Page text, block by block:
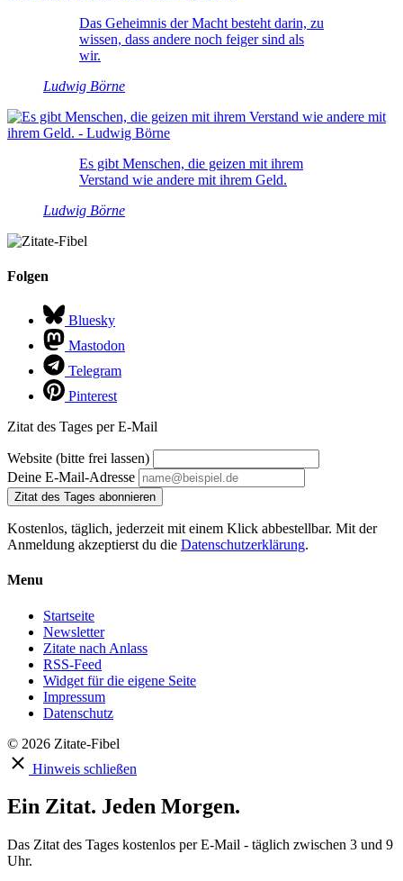
Das Geheimnis der Macht besteht darin, zu
wissen, dass andere noch feiger sind als
wir.
Ludwig Börne
Es gibt Menschen, die geizen mit ihrem
Verstand wie andere mit ihrem Geld.
Ludwig Börne
Folgen
Bluesky
Mastodon
Telegram
Pinterest
Zitat des Tages per E-Mail
Website (bitte frei lassen)
Deine E-Mail-Adresse
Zitat des Tages abonnieren
Kostenlos, täglich, jederzeit mit einem Klick abbestellbar. Mit der
Anmeldung akzeptierst du die Datenschutzerklärung.
Menu
Startseite
Newsletter
Zitate nach Anlass
RSS-Feed
Widget für die eigene Seite
Impressum
Datenschutz
© 2026 Zitate-Fibel
Hinweis schließen
Ein Zitat. Jeden Morgen.
Das Zitat des Tages kostenlos per E-Mail - täglich zwischen 3 und 9
Uhr.